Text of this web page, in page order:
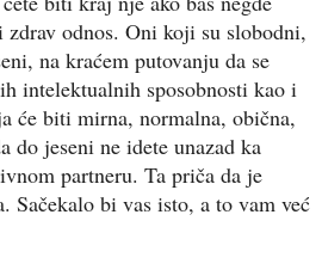
zdrav odnos. Oni koji su slobodni,
na kraćem putovanju da se
intelektualnih sposobnosti kao i
će biti mirna, normalna, obična,
do jeseni ne idete unazad ka
partneru. Ta priča da je
Sačekalo bi vas isto, a to vam već